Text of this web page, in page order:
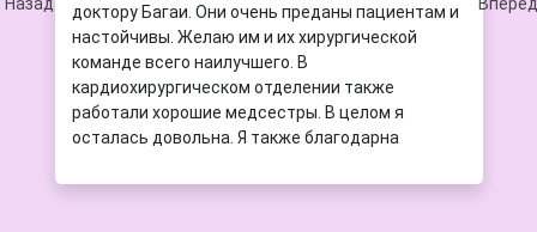
доктору Багаи. Они очень преданы пациентам и
настойчивы. Желаю им и их хирургической
команде всего наилучшего. В
кардиохирургическом отделении также
работали хорошие медсестры. В целом я
осталась довольна. Я также благодарна
хорошие и квалифицированные медсестры.